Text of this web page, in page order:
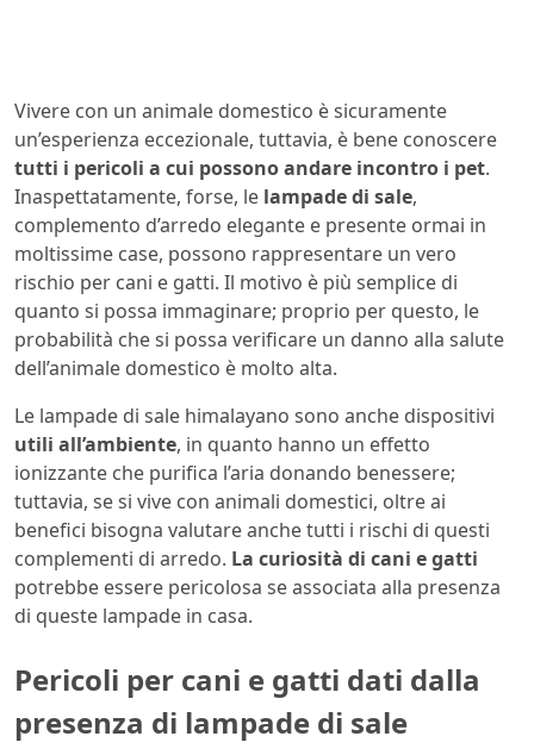
Vivere con un animale domestico è sicuramente
un’esperienza eccezionale, tuttavia, è bene conoscere
tutti i pericoli a cui possono andare incontro i pet.
Inaspettatamente, forse, le lampade di sale,
complemento d’arredo elegante e presente ormai in
moltissime case, possono rappresentare un vero
rischio per cani e gatti. Il motivo è più semplice di
quanto si possa immaginare; proprio per questo, le
probabilità che si possa verificare un danno alla salute
dell’animale domestico è molto alta.
Le lampade di sale himalayano sono anche dispositivi
utili all’ambiente, in quanto hanno un effetto
ionizzante che purifica l’aria donando benessere;
tuttavia, se si vive con animali domestici, oltre ai
benefici bisogna valutare anche tutti i rischi di questi
complementi di arredo. La curiosità di cani e gatti
potrebbe essere pericolosa se associata alla presenza
di queste lampade in casa.
Pericoli per cani e gatti dati dalla
presenza di lampade di sale